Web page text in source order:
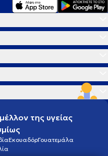
της υγείας
ΕκουαδόρΓουατεμάλα